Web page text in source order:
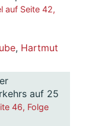
auf Seite 42,
, Hartmut
auf 25
46, Folge